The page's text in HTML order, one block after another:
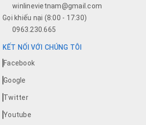
winlinevietnam@gmail.com
Gọi khiếu nại (8:00 - 17:30)
0963.230.665
KẾT NỐI VỚI CHÚNG TÔI
Facebook
Google
Twitter
Youtube